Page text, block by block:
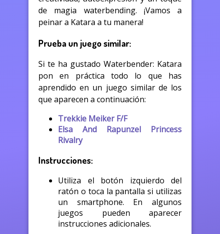
de magia waterbending. ¡Vamos a
peinar a Katara a tu manera!
Prueba un juego similar:
Si te ha gustado Waterbender: Katara
pon en práctica todo lo que has
aprendido en un juego similar de los
que aparecen a continuación:
Trekkie Meiker F/F
Elsa And Rapunzel Princess
Rivalry
Instrucciones:
Utiliza el botón izquierdo del
ratón o toca la pantalla si utilizas
un smartphone. En algunos
juegos pueden aparecer
instrucciones adicionales.